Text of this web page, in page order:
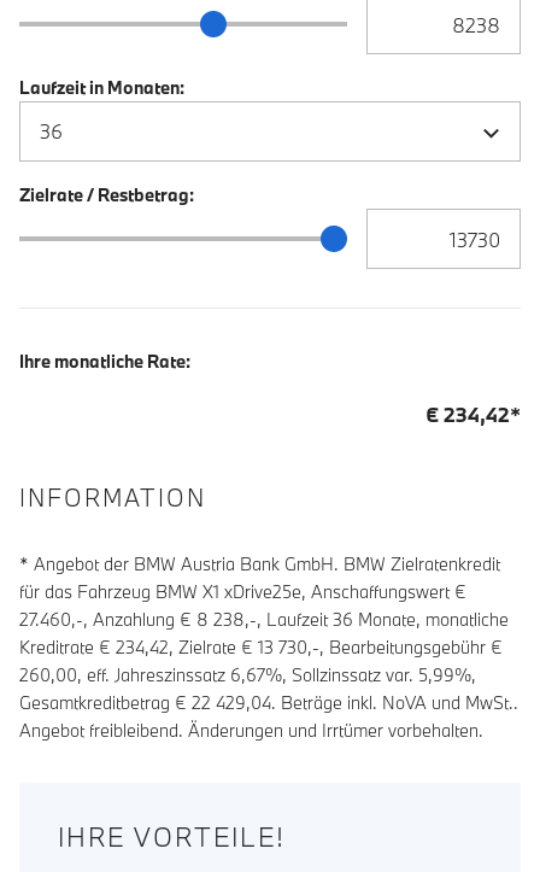
Anzahlung Schieberegler
Laufzeit in Monaten:
Zielrate / Restbetrag:
Zielrate / Restbetrag Schieberegler
Ihre monatliche Rate:
€234,42*
INFORMATION
* Angebot der BMW Austria Bank GmbH. BMW Zielratenkredit
für das Fahrzeug BMW X1 xDrive25e, Anschaffungswert €
27.460,-, Anzahlung € 8 238,-, Laufzeit36 Monate, monatliche
Kreditrate € 234,42, Zielrate € 13 730,-, Bearbeitungsgebühr €
260,00, eff. Jahreszinssatz 6,67%, Sollzinssatz var. 5,99%,
Gesamtkreditbetrag € 22 429,04. Beträge inkl. NoVA und MwSt..
Angebot freibleibend. Änderungen und Irrtümer vorbehalten.
IHRE VORTEILE!